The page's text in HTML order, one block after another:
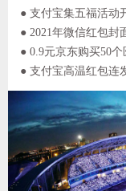
● 支付宝集五福活动
● 2021年微信红包封
● 0.9元京东购买50个
● 支付宝高温红包连